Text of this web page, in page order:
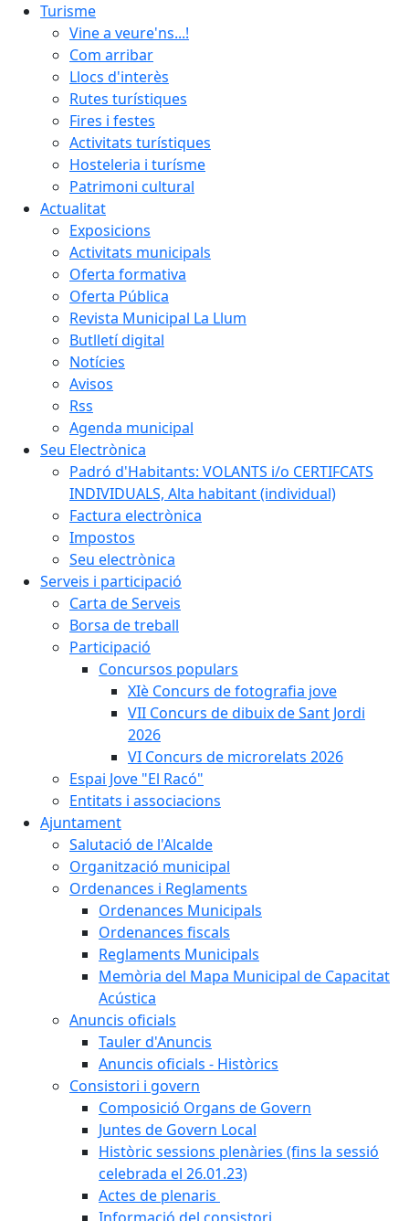
Turisme
Vine a veure'ns...!
Com arribar
Llocs d'interès
Rutes turístiques
Fires i festes
Activitats turístiques
Hosteleria i turísme
Patrimoni cultural
Actualitat
Exposicions
Activitats municipals
Oferta formativa
Oferta Pública
Revista Municipal La Llum
Butlletí digital
Notícies
Avisos
Rss
Agenda municipal
Seu Electrònica
Padró d'Habitants: VOLANTS i/o CERTIFCATS
INDIVIDUALS, Alta habitant (individual)
Factura electrònica
Impostos
Seu electrònica
Serveis i participació
Carta de Serveis
Borsa de treball
Participació
Concursos populars
XIè Concurs de fotografia jove
VII Concurs de dibuix de Sant Jordi
2026
VI Concurs de microrelats 2026
Espai Jove "El Racó"
Entitats i associacions
Ajuntament
Salutació de l'Alcalde
Organització municipal
Ordenances i Reglaments
Ordenances Municipals
Ordenances fiscals
Reglaments Municipals
Memòria del Mapa Municipal de Capacitat
Acústica
Anuncis oficials
Tauler d'Anuncis
Anuncis oficials - Històrics
Consistori i govern
Composició Organs de Govern
Juntes de Govern Local
Històric sessions plenàries (fins la sessió
celebrada el 26.01.23)
Actes de plenaris